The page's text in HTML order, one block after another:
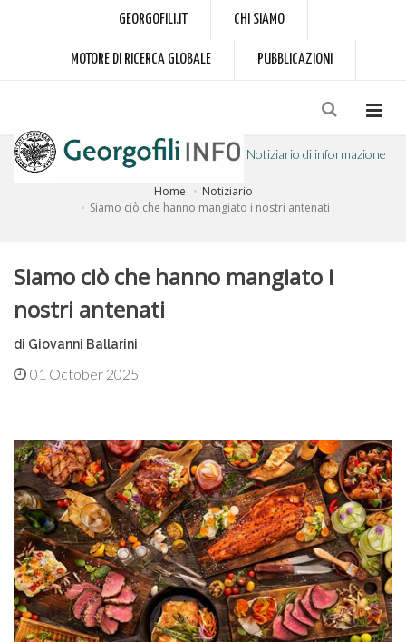
GEORGOFILI.IT CHI SIAMO
MOTORE DI RICERCA GLOBALE PUBBLICAZIONI
Notiziario di informazione
a cura dell'Accademia dei Georgofili
Home
Notiziario
Siamo ciò che hanno mangiato i nostri antenati
Siamo ciò che hanno mangiato i
nostri antenati
di Giovanni Ballarini
01 October 2025